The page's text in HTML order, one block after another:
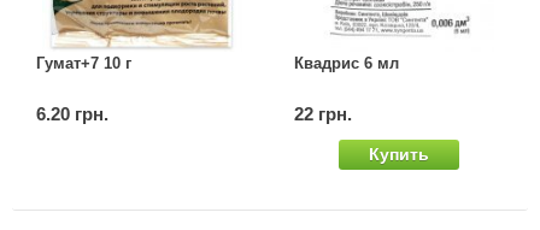
Гумат+7 10 г
6.20 грн.
Квадрис 6 мл
22 грн.
Купить